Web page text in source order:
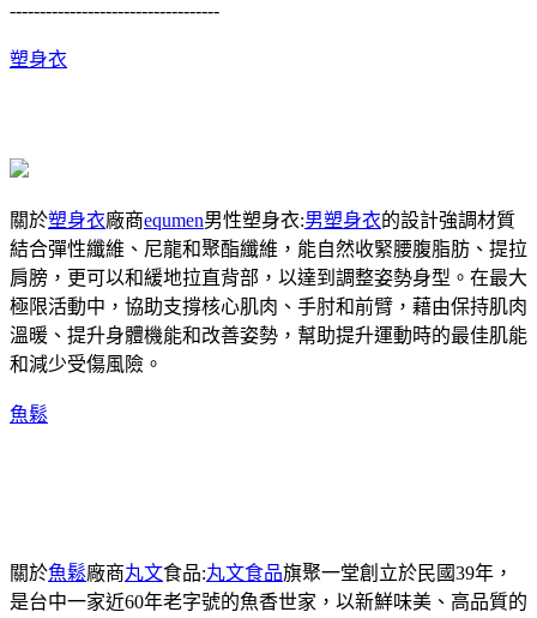
-----------------------------------
塑身衣
關於塑身衣廠商equmen男性塑身衣:男塑身衣的設計強調材質
結合彈性纖維、尼龍和聚酯纖維，能自然收緊腰腹脂肪、提拉
肩膀，更可以和緩地拉直背部，以達到調整姿勢身型。在最大
極限活動中，協助支撐核心肌肉、手肘和前臂，藉由保持肌肉
溫暖、提升身體機能和改善姿勢，幫助提升運動時的最佳肌能
和減少受傷風險。
魚鬆
關於魚鬆廠商丸文食品:丸文食品旗聚一堂創立於民國39年，
是台中一家近60年老字號的魚香世家，以新鮮味美、高品質的